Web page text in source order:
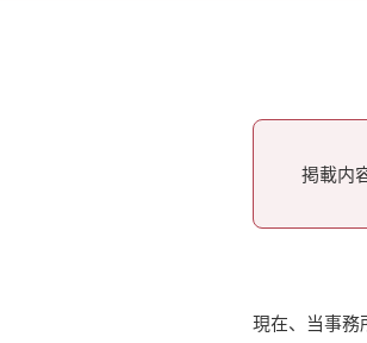
掲載内
現在、当事務